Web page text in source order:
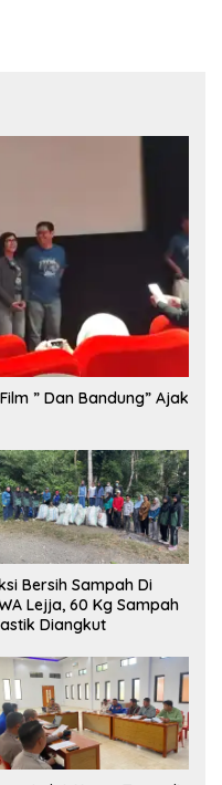
” Dan Bandung” Ajak
Bersih Sampah Di
Lejja, 60 Kg Sampah
Diangkut